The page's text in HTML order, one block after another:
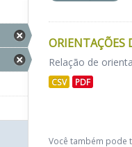
ORIENTAÇÕES
Relação de
CSV PDF
Você também pode